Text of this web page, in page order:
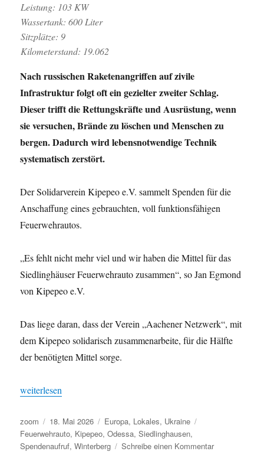
Leistung: 103 KW
Wassertank: 600 Liter
Sitzplätze: 9
Kilometerstand: 19.062
Nach russischen Raketenangriffen auf zivile
Infrastruktur folgt oft ein gezielter zweiter Schlag.
Dieser trifft die Rettungskräfte und Ausrüstung, wenn
sie versuchen, Brände zu löschen und Menschen zu
bergen. Dadurch wird lebensnotwendige Technik
systematisch zerstört.
Der Solidarverein Kipepeo e.V. sammelt Spenden für die
Anschaffung eines gebrauchten, voll funktionsfähigen
Feuerwehrautos.
„Es fehlt nicht mehr viel und wir haben die Mittel für das
Siedlinghäuser Feuerwehrauto zusammen“, so Jan Egmond
von Kipepeo e.V.
Das liege daran, dass der Verein „Aachener Netzwerk“, mit
dem Kipepeo solidarisch zusammenarbeite, für die Hälfte
der benötigten Mittel sorge.
„Ein Feuerwehrauto aus Siedlinghausen für Odessa –
weiterlesen
Autor
zoom
Veröffentlicht
am
18. Mai 2026 Kategorien
Europa, Lokales, Ukraine
Feuerwehrauto, Kipepeo,Odessa,Siedlinghausen,
Spendenaufruf,Winterberg Schreibe einen Kommentarzu